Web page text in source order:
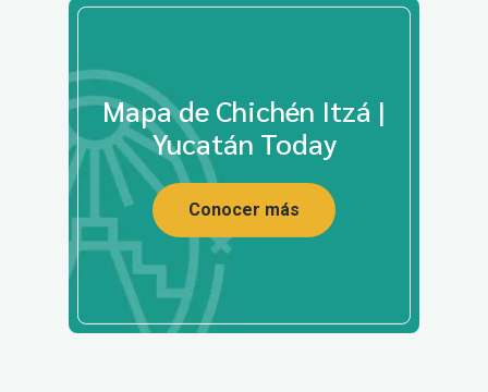
Mapa de Chichén Itzá |
Yucatán Today
Conocer más